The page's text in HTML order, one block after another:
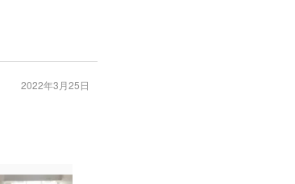
2022年3月25日